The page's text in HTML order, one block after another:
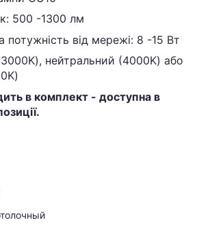
500 -1300 лм
потужність від мережі: 8 -15 Вт
нейтральний (4000K) або
в комплект - доступна в